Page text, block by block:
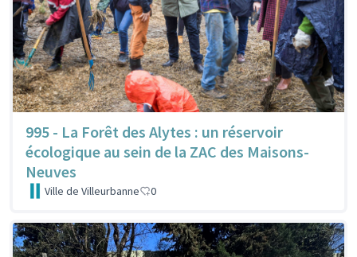
995 - La Forêt des Alytes : un réservoir
écologique au sein de la ZAC des Maisons-
Neuves
Ville de Villeurbanne 0